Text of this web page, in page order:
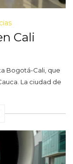
Cali
Bogotá-Cali, que
La ciudad de